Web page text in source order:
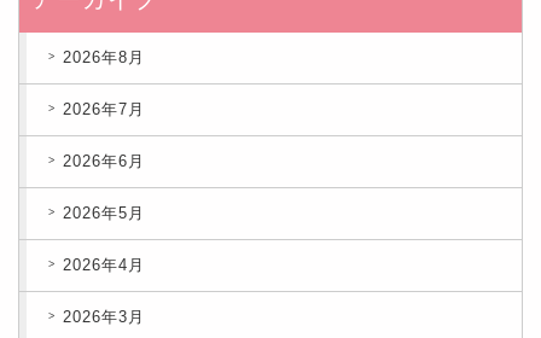
2026年8月
2026年7月
2026年6月
2026年5月
2026年4月
2026年3月